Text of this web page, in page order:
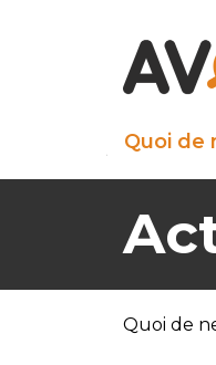
Quoi de
Quoi de